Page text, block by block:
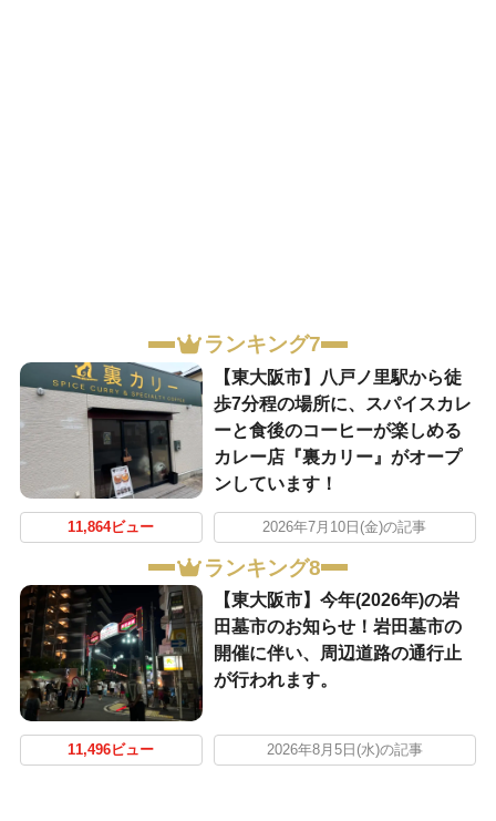
ランキング7
【東大阪市】八戸ノ里駅から徒
歩7分程の場所に、スパイスカレ
ーと食後のコーヒーが楽しめる
カレー店『裏カリー』がオープ
ンしています！
11,864ビュー 2026年7月10日(金)の記事
ランキング8
【東大阪市】今年(2026年)の岩
田墓市のお知らせ！岩田墓市の
開催に伴い、周辺道路の通行止
が行われます。
11,496ビュー 2026年8月5日(水)の記事